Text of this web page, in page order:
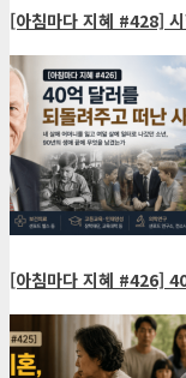
[아침마다 지혜 #428]
[아침마다 지혜 #426]